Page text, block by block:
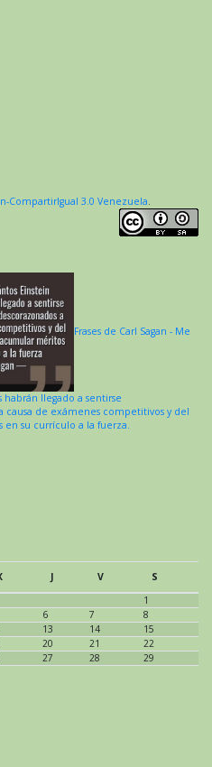
CompartirIgual 3.0 Venezuela.
Frases de Carl Sagan - Me
llegado a sentirse
de exámenes competitivos y del
su currículo a la fuerza.
J V
S
1
6 7
8
13 14
15
20 21
22
27 28
29